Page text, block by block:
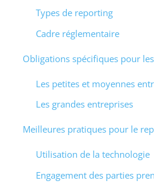
Types de reporting
Cadre réglementaire
Obligations spécifiques pour
Les petites et moyennes
Les grandes entreprises
Meilleures pratiques pour le
Utilisation de la technologie
Engagement des parties